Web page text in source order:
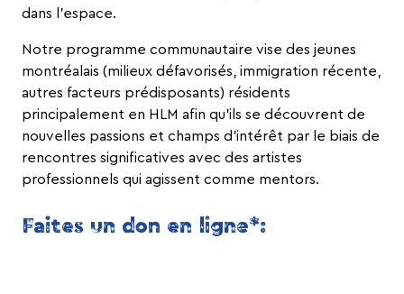
dans l’espace.
Notre programme communautaire vise des jeunes
montréalais (milieux défavorisés, immigration récente,
autres facteurs prédisposants) résidents
principalement en HLM afin qu’ils se découvrent de
nouvelles passions et champs d’intérêt par le biais de
rencontres significatives avec des artistes
professionnels qui agissent comme mentors.
Faites un don en ligne*: